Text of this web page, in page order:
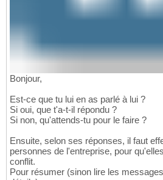
Bonjour,
Est-ce que tu lui en as parlé à lui ?
Si oui, que t'a-t-il répondu ?
Si non, qu'attends-tu pour le faire ?
Ensuite, selon ses réponses, il faut
personnes de l'entreprise, pour
conflit.
Pour résumer (sinon lire les